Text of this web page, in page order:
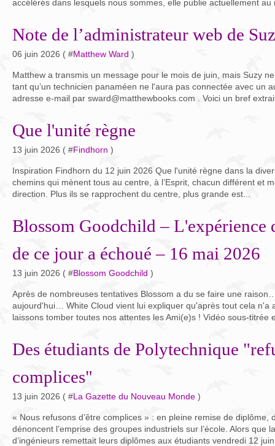
accélérés dans lesquels nous sommes, elle publie actuellement au
Note de l’administrateur web de
06 juin 2026 ( #Matthew Ward )
Matthew a transmis un message pour le mois de juin, mais Suzy
tant qu’un technicien panaméen ne l'aura pas connectée avec un
adresse e-mail par sward@matthewbooks.com . Voici un bref
Que l'unité règne
13 juin 2026 ( #Findhorn )
Inspiration Findhorn du 12 juin 2026 Que l'unité règne dans la
chemins qui mènent tous au centre, à l’Esprit, chacun différent et
direction. Plus ils se rapprochent du centre, plus grande est...
Blossom Goodchild – L'expérience
de ce jour a échoué – 16 mai 2026
13 juin 2026 ( #Blossom Goodchild )
Après de nombreuses tentatives Blossom a du se faire une
aujourd'hui… White Cloud vient lui expliquer qu'après tout cela
laissons tomber toutes nos attentes les Ami(e)s ! Vidéo sous-titrée
Des étudiants de Polytechnique
complices"
13 juin 2026 ( #La Gazette du Nouveau Monde )
« Nous refusons d’être complices » : en pleine remise de diplôme,
dénoncent l’emprise des groupes industriels sur l’école. Alors que
d’ingénieurs remettait leurs diplômes aux étudiants vendredi 12